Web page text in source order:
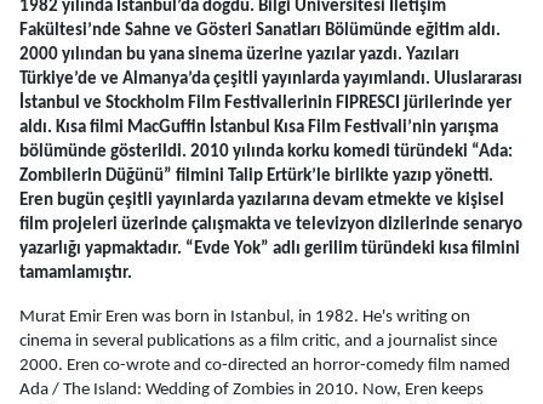
1982 yılında İstanbul’da doğdu. Bilgi Üniversitesi İletişim
Fakültesi’nde Sahne ve Gösteri Sanatları Bölümünde eğitim aldı.
2000 yılından bu yana sinema üzerine yazılar yazdı. Yazıları
Türkiye’de ve Almanya’da çeşitli yayınlarda yayımlandı. Uluslararası
İstanbul ve Stockholm Film Festivallerinin FIPRESCI jürilerinde yer
aldı. Kısa filmi MacGuffin İstanbul Kısa Film Festivali’nin yarışma
bölümünde gösterildi. 2010 yılında korku komedi türündeki “Ada:
Zombilerin Düğünü” filmini Talip Ertürk’le birlikte yazıp yönetti.
Eren bugün çeşitli yayınlarda yazılarına devam etmekte ve kişisel
film projeleri üzerinde çalışmakta ve televizyon dizilerinde senaryo
yazarlığı yapmaktadır. “Evde Yok” adlı gerilim türündeki kısa filmini
tamamlamıştır.
Murat Emir Eren was born in Istanbul, in 1982. He's writing on
cinema in several publications as a film critic, and a journalist since
2000. Eren co-wrote and co-directed an horror-comedy film named
Ada / The Island: Wedding of Zombies in 2010. Now, Eren keeps